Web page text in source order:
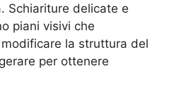
Schiariture delicate e
piani visivi che
la struttura del
per ottenere